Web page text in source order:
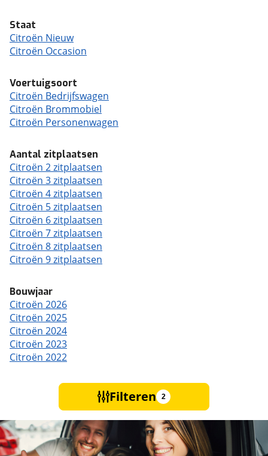
Staat
Citroën Nieuw
Citroën Occasion
Voertuigsoort
Citroën Bedrijfswagen
Citroën Brommobiel
Citroën Personenwagen
Aantal zitplaatsen
Citroën 2 zitplaatsen
Citroën 3 zitplaatsen
Citroën 4 zitplaatsen
Citroën 5 zitplaatsen
Citroën 6 zitplaatsen
Citroën 7 zitplaatsen
Citroën 8 zitplaatsen
Citroën 9 zitplaatsen
Bouwjaar
Citroën 2026
Citroën 2025
Citroën 2024
Citroën 2023
Citroën 2022
Filteren 2